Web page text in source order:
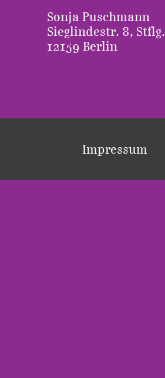
Sonja Puschmann
Sieglindestr. 8, Stflg.
12159 Berlin
Impressum